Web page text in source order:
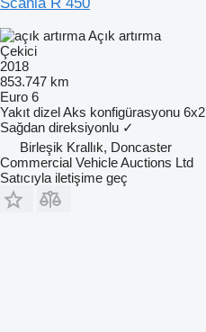
Açık artırma
Çekici
2018
853.747 km
Euro 6
Yakıt dizelAks konfigürasyonu 6x2
Sağdan direksiyonlu ✓
Birleşik Krallık, Doncaster
Commercial Vehicle Auctions Ltd
Satıcıyla iletişime geç